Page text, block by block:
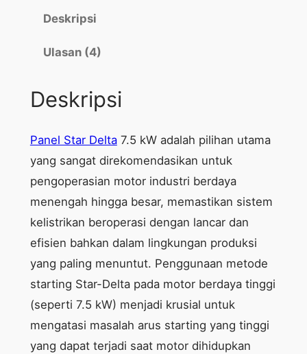
Deskripsi
Ulasan (4)
Deskripsi
Panel Star Delta7.5 kW adalah pilihan utama
yang sangat direkomendasikan untuk
pengoperasian motor industri berdaya
menengah hingga besar, memastikan sistem
kelistrikan beroperasi dengan lancar dan
efisien bahkan dalam lingkungan produksi
yang paling menuntut. Penggunaan metode
starting Star-Delta pada motor berdaya tinggi
(seperti 7.5 kW) menjadi krusial untuk
mengatasi masalah arus starting yang tinggi
yang dapat terjadi saat motor dihidupkan